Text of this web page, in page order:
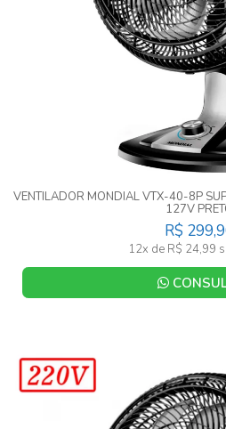
VENTILADOR MONDIAL VTX-40-8P
127V
R$
12x de R$ 24,99